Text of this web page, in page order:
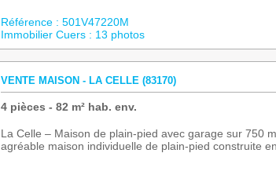
Référence : 501V47220M
Immobilier Cuers : 13 photos
VENTE MAISON - LA CELLE (83170)
4 pièces - 82 m² hab. env.
La Celle – Maison de plain-pied avec garage sur 750
agréable maison individuelle de plain-pied construite en